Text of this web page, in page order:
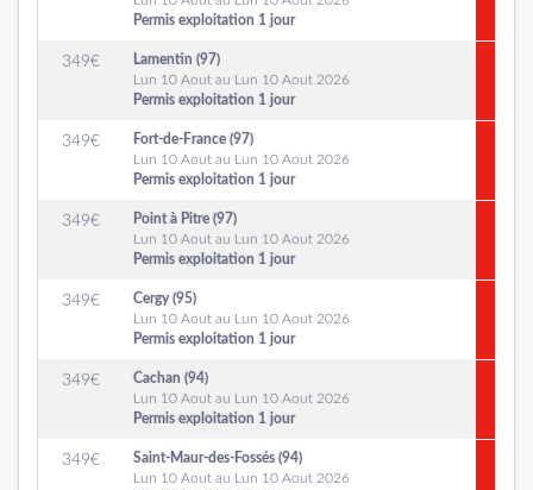
Permis exploitation 1 jour
349€
Lamentin (97)
Lun 10 Aout au Lun 10 Aout 2026
Permis exploitation 1 jour
349€
Fort-de-France (97)
Lun 10 Aout au Lun 10 Aout 2026
Permis exploitation 1 jour
349€
Point à Pitre (97)
Lun 10 Aout au Lun 10 Aout 2026
Permis exploitation 1 jour
349€
Cergy (95)
Lun 10 Aout au Lun 10 Aout 2026
Permis exploitation 1 jour
349€
Cachan (94)
Lun 10 Aout au Lun 10 Aout 2026
Permis exploitation 1 jour
349€
Saint-Maur-des-Fossés (94)
Lun 10 Aout au Lun 10 Aout 2026